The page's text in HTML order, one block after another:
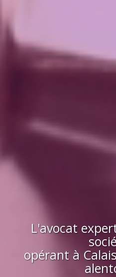
L'avocat
opérant à